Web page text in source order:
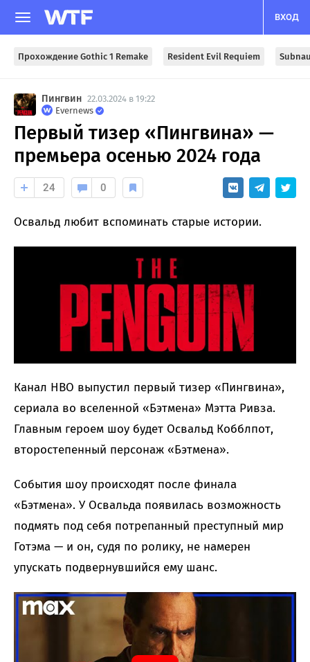
ВХОД
Прохождение Gothic 1 Remake Resident Evil Requiem
Пингвин 22.03.2024 в 19:22
Evernews
Первый тизер «Пингвина» —
премьера осенью 2024 года
24 0
Освальд любит вспоминать старые истории.
Канал HBO выпустил первый тизер «Пингвина»,
сериала во вселенной «Бэтмена» Мэтта Ривза.
Главным героем шоу будет Освальд Кобблпот,
второстепенный персонаж «Бэтмена».
События шоу происходят после финала
«Бэтмена». У Освальда появилась возможность
подмять под себя потрепанный преступный мир
Готэма — и он, судя по ролику, не намерен
упускать подвернувшийся ему шанс.